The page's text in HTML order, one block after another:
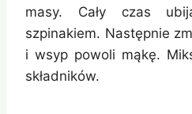
masy. Cały czas
szpinakiem. Następnie
i wsyp powoli mąkę.
składników.